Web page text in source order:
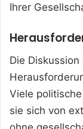
Ihrer
Die
Viele
sie sich von